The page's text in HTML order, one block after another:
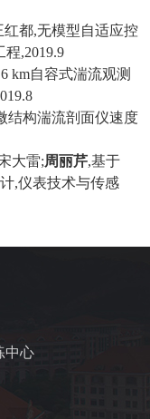
红都,无模型自适应控
程,2019.9
km自容式湍流观测
结构湍流剖面仪速度
大雷;周丽芹,基于
,仪表技术与传感
中心